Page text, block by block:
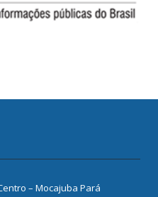
– Mocajuba Pará